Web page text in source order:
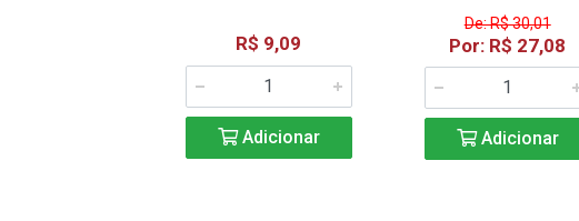
R$ 9,09
Adicionar
De: R$ 30,01
Por: R$ 27,08
Adicionar